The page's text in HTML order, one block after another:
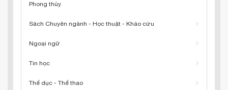
Phong thủy
Sách Chuyên ngành - Học thuật - Khảo cứu
Ngoại ngữ
Tin học
Thể dục - Thể thao